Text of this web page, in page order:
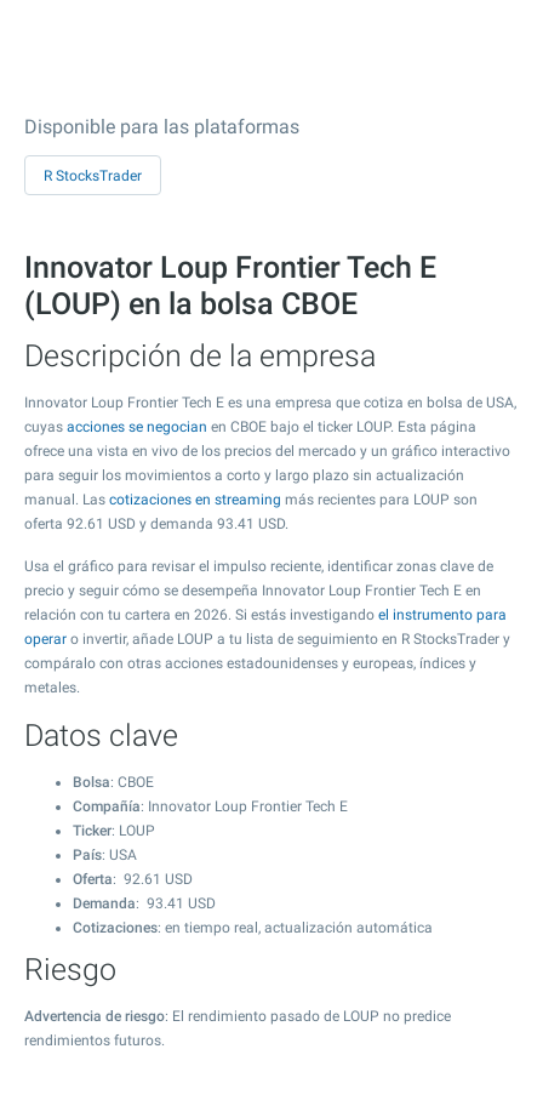
Disponible para las plataformas
R StocksTrader
Innovator Loup Frontier Tech E
(LOUP) en la bolsa CBOE
Descripción de la empresa
Innovator Loup Frontier Tech E es una empresa que cotiza en bolsa de USA,
cuyas acciones se negocian en CBOE bajo el ticker LOUP. Esta página
ofrece una vista en vivo de los precios del mercado y un gráfico interactivo
para seguir los movimientos a corto y largo plazo sin actualización
manual. Las cotizaciones en streaming más recientes para LOUP son
oferta 92.61 USD y demanda 93.41 USD.
Usa el gráfico para revisar el impulso reciente, identificar zonas clave de
precio y seguir cómo se desempeña Innovator Loup Frontier Tech E en
relación con tu cartera en 2026. Si estás investigando el instrumento para
operar o invertir, añade LOUP a tu lista de seguimiento en R StocksTrader y
compáralo con otras acciones estadounidenses y europeas, índices y
metales.
Datos clave
Bolsa: CBOE
Compañía: Innovator Loup Frontier Tech E
Ticker: LOUP
País: USA
Oferta: 92.61 USD
Demanda: 93.41 USD
Cotizaciones: en tiempo real, actualización automática
Riesgo
Advertencia de riesgo: El rendimiento pasado de LOUP no predice
rendimientos futuros.